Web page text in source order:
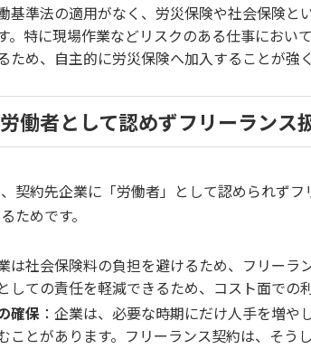
基準法の適用がなく、労災保険や社会保険
。特に現場作業などリスクのある仕事におい
ため、自主的に労災保険へ加入することが強
働者として認めずフリーランス
契約先企業に「労働者」として認められず
ためです。
は社会保険料の負担を避けるため、フリー
しての責任を軽減できるため、コスト面での
確保 ：企業は、必要な時期にだけ人手を増
ことがあります。フリーランス契約は、そう